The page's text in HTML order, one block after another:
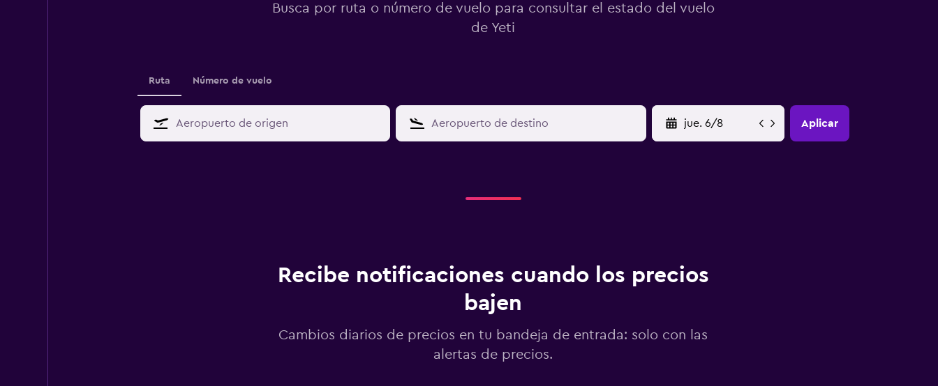
Busca por ruta o número de vuelo para consultar el estado del vuelo
de Yeti
Ruta Número de vuelo
Aplicar
Recibe notificaciones cuando los precios
bajen
Cambios diarios de precios en tu bandeja de entrada: solo con las
alertas de precios.